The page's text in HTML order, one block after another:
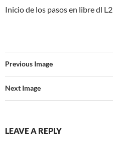
Inicio de los pasos en libre dl L2
Previous Image
Next Image
LEAVE A REPLY